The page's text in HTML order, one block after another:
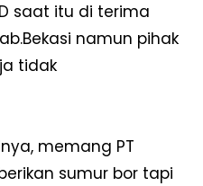
saat itu di terima
namun pihak
tidak
memang PT
sumur bor tapi